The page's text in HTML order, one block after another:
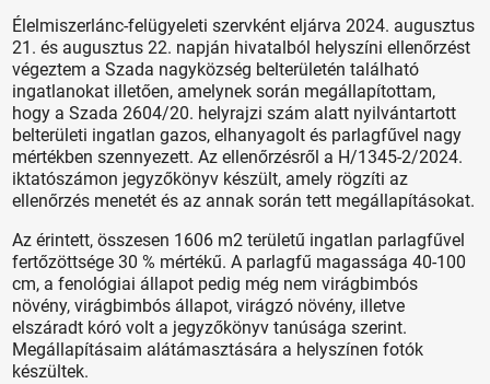
Élelmiszerlánc-felügyeleti szervként eljárva 2024. augusztus
21. és augusztus 22. napján hivatalból helyszíni ellenőrzést
végeztem a Szada nagyközség belterületén található
ingatlanokat illetően, amelynek során megállapítottam,
hogy a Szada 2604/20. helyrajzi szám alatt nyilvántartott
belterületi ingatlan gazos, elhanyagolt és parlagfűvel nagy
mértékben szennyezett. Az ellenőrzésről a H/1345-2/2024.
iktatószámon jegyzőkönyv készült, amely rögzíti az
ellenőrzés menetét és az annak során tett megállapításokat.
Az érintett, összesen 1606 m2 területű ingatlan parlagfűvel
fertőzöttsége 30 % mértékű. A parlagfű magassága 40-100
cm, a fenológiai állapot pedig még nem virágbimbós
növény, virágbimbós állapot, virágzó növény, illetve
elszáradt kóró volt a jegyzőkönyv tanúsága szerint.
Megállapításaim alátámasztására a helyszínen fotók
készültek.